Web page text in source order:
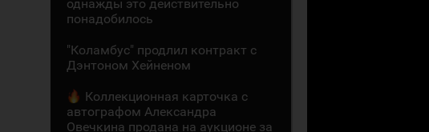
однажды это действительно
понадобилось
"Коламбус" продлил контракт с
Дэнтоном Хейненом
Коллекционная карточка с
автографом Александра
Овечкина продана на аукционе за